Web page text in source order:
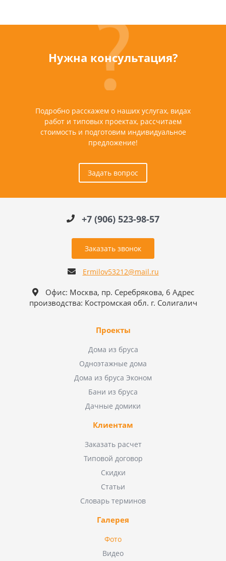
Нужна консультация?
Подробно расскажем о наших услугах, видах
работ и типовых проектах, рассчитаем
стоимость и подготовим индивидуальное
предложение!
Задать вопрос
+7 (906) 523-98-57
Заказать звонок
Ermilov53212@mail.ru
Офис: Москва, пр. Серебрякова, 6 Адрес
производства: Костромская обл. г. Солигалич
Проекты
Дома из бруса
Одноэтажные дома
Дома из бруса Эконом
Бани из бруса
Дачные домики
Клиентам
Заказать расчет
Типовой договор
Скидки
Статьи
Словарь терминов
Галерея
Фото
Видео